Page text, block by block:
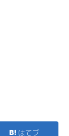
はてブ